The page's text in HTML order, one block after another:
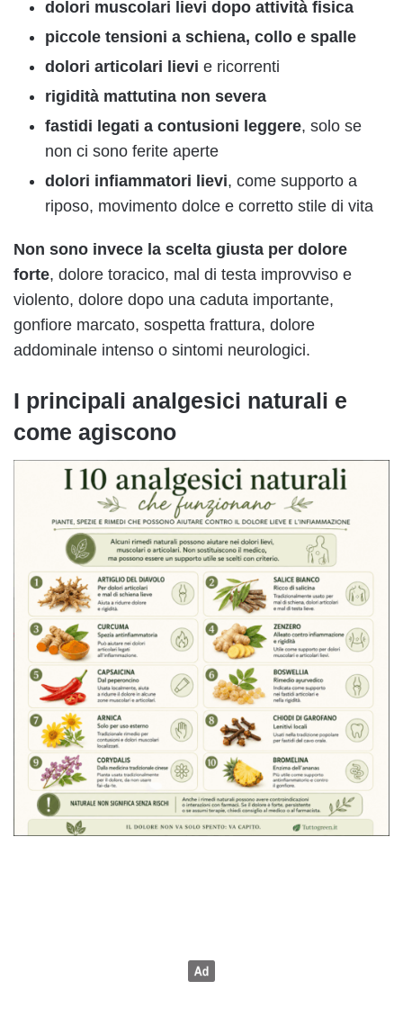
dolori muscolari lievi dopo attività fisica
piccole tensioni a schiena, collo e spalle
dolori articolari lievi e ricorrenti
rigidità mattutina non severa
fastidi legati a contusioni leggere, solo se
non ci sono ferite aperte
dolori infiammatori lievi, come supporto a
riposo, movimento dolce e corretto stile di vita
Non sono invece la scelta giusta per dolore
forte, dolore toracico, mal di testa improvviso e
violento, dolore dopo una caduta importante,
gonfiore marcato, sospetta frattura, dolore
addominale intenso o sintomi neurologici.
I principali analgesici naturali e
come agiscono